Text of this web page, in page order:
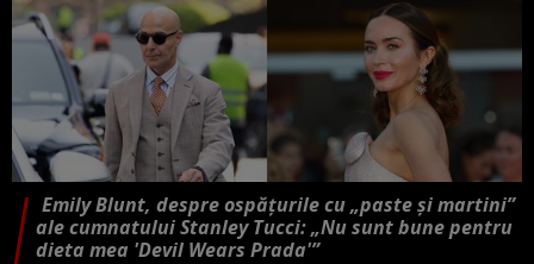
Emily Blunt, despre ospățurile cu „paste și martini”
ale cumnatului Stanley Tucci: „Nu sunt bune pentru
dieta mea 'Devil Wears Prada'”